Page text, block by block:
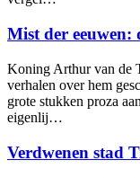
Mist der
Koning Arthur van de
verhalen over hem
grote stukken proza
eigenlij…
Verdwenen stad